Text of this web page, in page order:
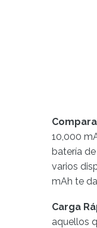
10,000
batería
varios
mAh te
Carga
aquellos